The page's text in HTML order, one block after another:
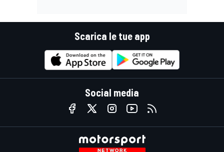
Scarica le tue app
Social media